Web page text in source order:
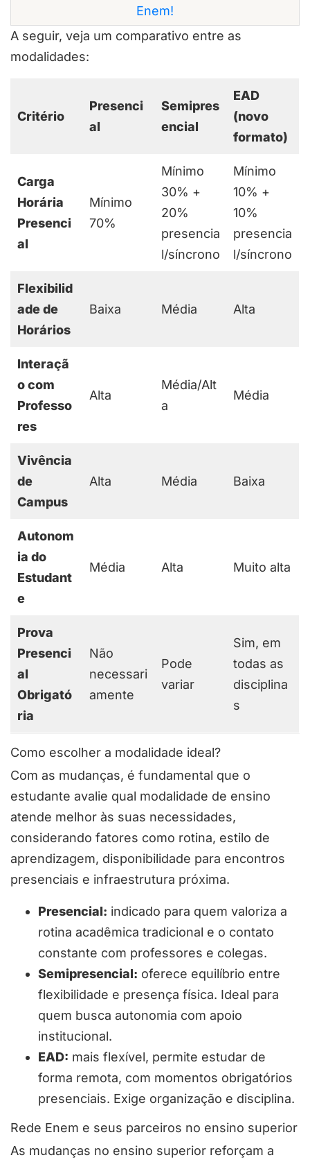
Enem!
A seguir, veja um comparativo entre as
modalidades:
Critério
Presenci
al
Semipres
encial
EAD
(novo
formato)
Carga
Horária
Presenci
al
Mínimo
70%
Mínimo
30% +
20%
presencia
l/síncrono
Mínimo
10% +
10%
presencia
l/síncrono
Flexibilid
ade de
Horários
Baixa Média Alta
Interaçã
o com
Professo
res
Alta
Média/Alt
a
Média
Vivência
de
Campus
Alta Média Baixa
Autonom
ia do
Estudant
e
Média Alta Muito alta
Prova
Presenci
al
Obrigató
ria
Não
necessari
amente
Pode
variar
Sim, em
todas as
disciplina
s
Como escolher a modalidade ideal?
Com as mudanças, é fundamental que o
estudante avalie qual modalidade de ensino
atende melhor às suas necessidades,
considerando fatores como rotina, estilo de
aprendizagem, disponibilidade para encontros
presenciais e infraestrutura próxima.
Presencial: indicado para quem valoriza a
rotina acadêmica tradicional e o contato
constante com professores e colegas.
Semipresencial: oferece equilíbrio entre
flexibilidade e presença física. Ideal para
quem busca autonomia com apoio
institucional.
EAD: mais flexível, permite estudar de
forma remota, com momentos obrigatórios
presenciais. Exige organização e disciplina.
Rede Enem e seus parceiros no ensino superior
As mudanças no ensino superior reforçam a